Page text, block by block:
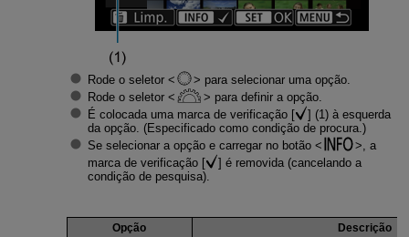
Rode o seletor
para selecionar uma opção.
Rode o seletor
para definir a opção.
É colocada uma marca de verificação [
] (1) à esquerda
da opção. (Especificado como condição de procura.)
Se selecionar a opção e carregar no botão
, a
marca de verificação [
] é removida (cancelando a
condição de pesquisa).
Opção Descrição